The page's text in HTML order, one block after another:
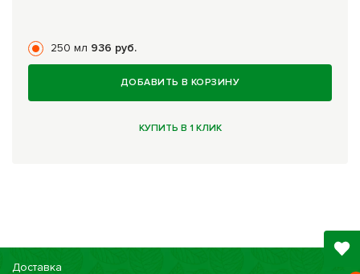
250 мл 936 руб.
ДОБАВИТЬ В КОРЗИНУ
КУПИТЬ В 1 КЛИК
Доставка